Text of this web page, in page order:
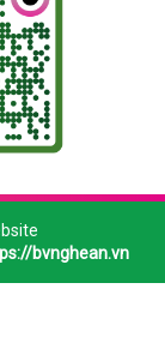
bvnghean.vn